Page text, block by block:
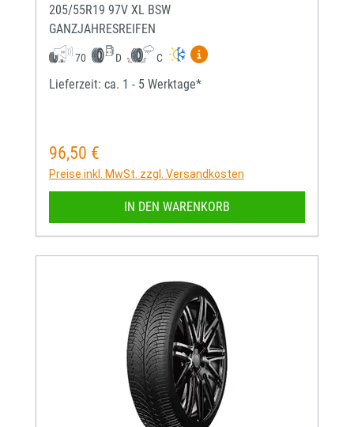
205/55R19 97V XL BSW
GANZJAHRESREIFEN
70 D C
Mehr Informationen zum
Lieferzeit: ca. 1 - 5 Werktage*
Regulärer Preis:
96,50 €
Preise inkl. MwSt. zzgl. Versandkosten
IN DEN WARENKORB